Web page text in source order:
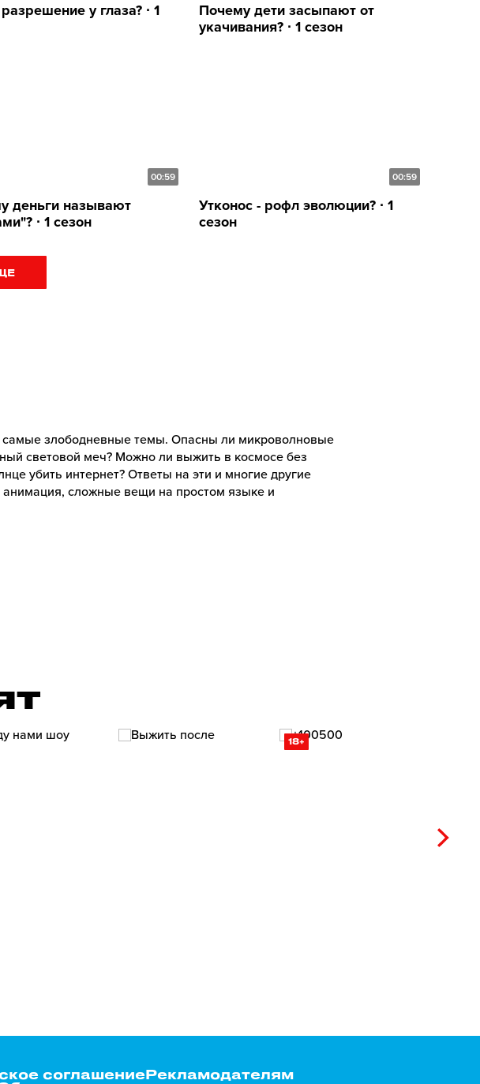
у глаза? ∙ 1
Почему дети засыпают от
укачивания? ∙ 1 сезон
00:59
деньги называют
∙ 1 сезон
00:59
Утконос - рофл эволюции? ∙ 1
сезон
самые злободневные темы. Опасны ли микроволновые
световой меч? Можно ли выжить в космосе без
убить интернет? Ответы на эти и многие другие
сложные вещи на простом языке и
18+
соглашениеРекламодателям